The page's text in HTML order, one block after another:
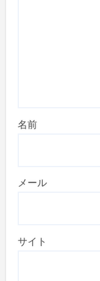
名前
メール
サイト